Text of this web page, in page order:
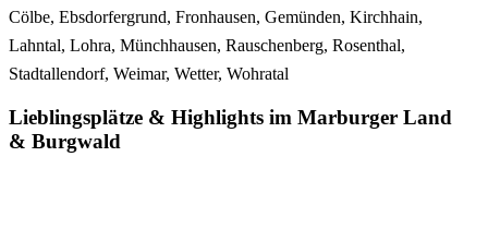
Cölbe, Ebsdorfergrund, Fronhausen, Gemünden, Kirchhain,
Lahntal, Lohra, Münchhausen, Rauschenberg, Rosenthal,
Stadtallendorf, Weimar, Wetter, Wohratal
Lieblingsplätze & Highlights im Marburger Land
& Burgwald